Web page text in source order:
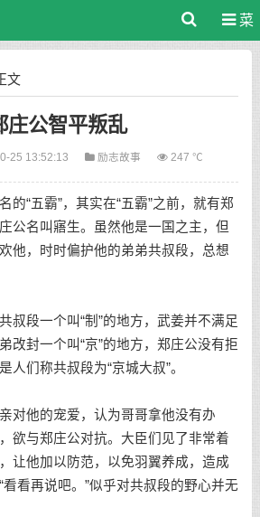
菜
文
庄公智平叛乱
25 13:52:13 励志故事 247 ℃
“五霸”，其实在“五霸”之前，就有郑
公名叫寤生。虽然他是一国之主，但
他，时时偏护他的弟弟共叔段，总想
段一个叫“制”的地方，武姜并不满足
改封一个叫“京”的地方，郑庄公没有拒
人们称共叔段为“京城大叔”。
他的宠爱，认为哥哥拿他没有办
欲与郑庄公对抗。大臣们见了非常着
让他加以防范，以免羽翼养成，造成
看再说吧。”似乎对共叔段的野心并无